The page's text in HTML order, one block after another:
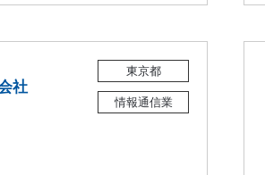
社
東京都
情報通信業